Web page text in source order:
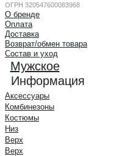
ОГРН 320547600083968
О бренде
Оплата
Доставка
Возврат/обмен товара
Состав и уход
Мужское
Информация
Аксессуары
Комбинезоны
Костюмы
Низ
Верх
Верх